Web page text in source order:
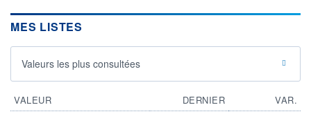
MES LISTES
Valeurs les plus consultées
VALEUR DERNIER
VAR.